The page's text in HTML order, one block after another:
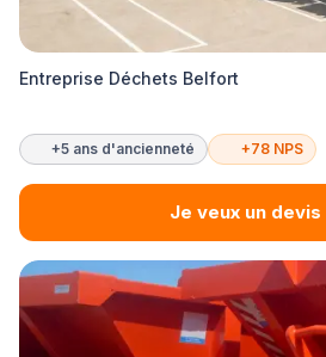
Entreprise Déchets Belfort
+5 ans d'ancienneté +78 NPS
Je veux un